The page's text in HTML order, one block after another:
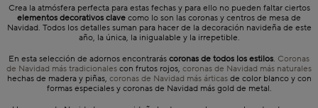
Crea la atmósfera perfecta para estas fechas y para ello no pueden faltar ciertos
elementos decorativos clave como lo son las coronas y centros de mesa de
Navidad. Todos los detalles suman para hacer de la decoración navideña de este
año, la única, la inigualable y la irrepetible.
En esta selección de adornos encontrarás coronas de todos los estilos. Coronas
de Navidad más tradicionales con frutos rojos, coronas de Navidad más naturales
hechas de madera y piñas, coronas de Navidad más árticasde color blanco y con
formas especiales y coronas de Navidad más gold de metal.